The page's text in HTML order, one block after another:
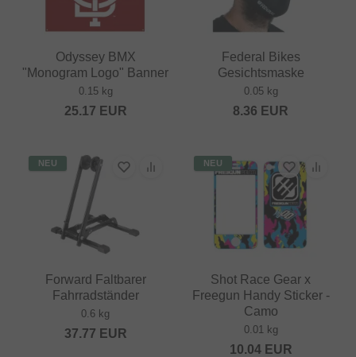
Odyssey BMX
"Monogram Logo" Banner
0.15 kg
25.17 EUR
Federal Bikes
Gesichtsmaske
0.05 kg
8.36 EUR
NEU
Forward Faltbarer
Fahrradständer
0.6 kg
37.77 EUR
NEU
Shot Race Gear x
Freegun Handy Sticker -
Camo
0.01 kg
10.04EUR